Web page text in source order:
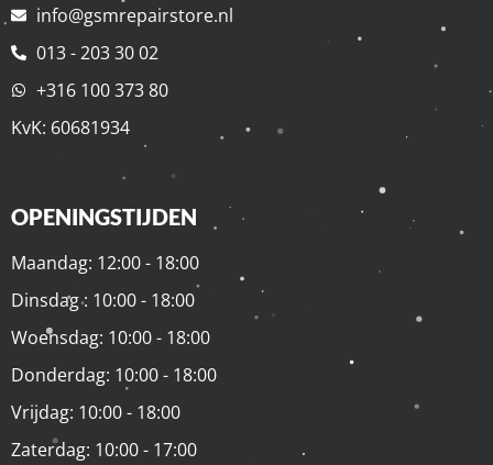
info@gsmrepairstore.nl
013 - 203 30 02
+316 100 373 80
KvK: 60681934
OPENINGSTIJDEN
Maandag: 12:00 - 18:00
Dinsdag : 10:00 - 18:00
Woensdag: 10:00 - 18:00
Donderdag: 10:00 - 18:00
Vrijdag: 10:00 - 18:00
Zaterdag: 10:00 - 17:00